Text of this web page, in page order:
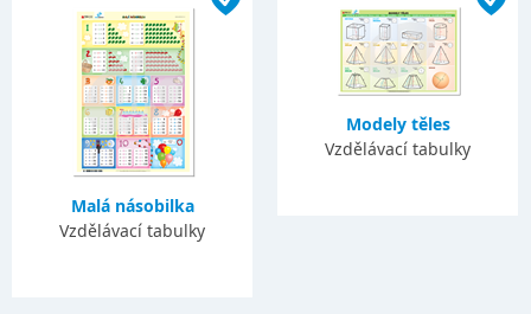
Malá násobilka
Vzdělávací tabulky
Modely těles
Vzdělávací tabulky